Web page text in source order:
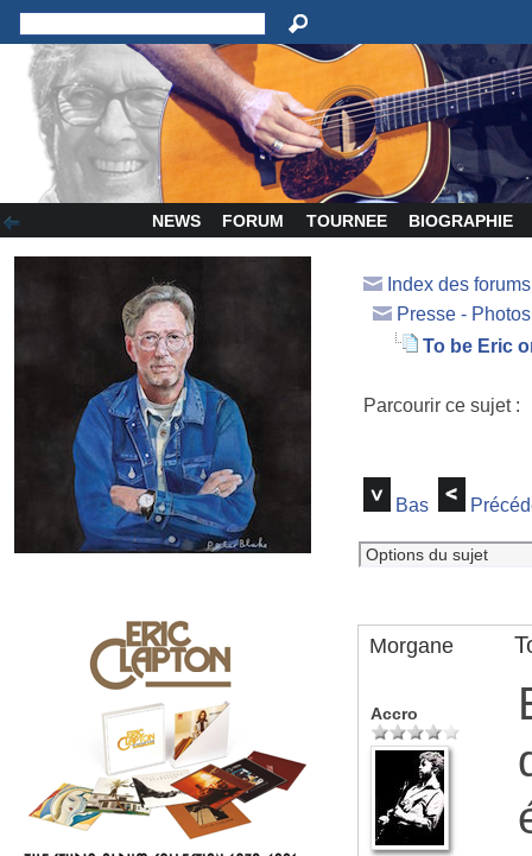
NEWS FORUM TOURNEE BIOGRAPHIE
Index des
Presse - Photos
To be Eric
Parcourir ce sujet
Bas
Morgane
Accro